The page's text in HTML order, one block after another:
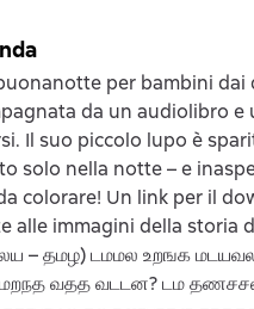
per bambini
da un audiolibro
Il suo piccolo lupo è
solo nella notte – e
colorare! Un link per il
alle immagini della storia
– தமழ) டமமல உறஙக
வதத வடடன? டம